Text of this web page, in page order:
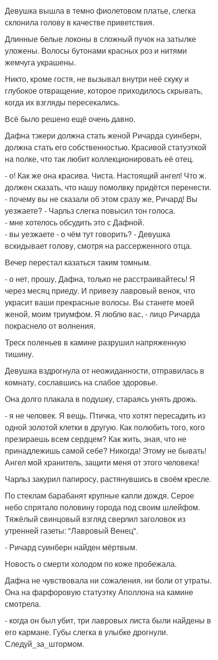
Девушка вышла в темно фиолетовом платье, слегка
склонила голову в качестве приветствия.
Длинные белые локоны в сложный пучок на затылке
уложены. Волосы бутонами красных роз и нитями
жемчуга украшены.
Никто, кроме гостя, не вызывал внутри неё скуку и
глубокое отвращение, которое приходилось скрывать,
когда их взгляды пересекались.
Всё было решено ещё очень давно.
Дафна тэкери должна стать женой Ричарда суинберн,
должна стать его собственностью. Красивой статуэткой
на полке, что так любит коллекционировать её отец.
- о! Как же она красива. Чиста. Настоящий ангел! Что ж.
должен сказать, что нашу помолвку придётся перенести.
- почему вы не сказали об этом сразу же, Ричард! Вы
уезжаете? - Чарльз слегка повысил тон голоса.
- мне хотелось обсудить это с Дафной.
- вы уезжаете - о чём тут говорить? - Девушка
вскидывает голову, смотря на рассерженного отца.
Вечер перестал казаться таким томным.
- о нет, прошу, Дафна, только не расстраивайтесь! Я
через месяц приеду. И привезу лавровый венок, что
украсит ваши прекрасные волосы. Вы станете моей
женой, моим триумфом. Я люблю вас, - лицо Ричарда
покраснело от волнения.
Треск поленьев в камине разрушил напряженную
тишину.
Девушка вздрогнула от неожиданности, отправилась в
комнату, сославшись на слабое здоровье.
Она долго плакала в подушку, стараясь унять дрожь.
- я не человек. Я вещь. Птичка, что хотят пересадить из
одной золотой клетки в другую. Как полюбить того, кого
презираешь всем сердцем? Как жить, зная, что не
принадлежишь самой себе? Никогда! Этому не бывать!
Ангел мой хранитель, защити меня от этого человека!
Чарльз закурил папиросу, растянувшись в своём кресле.
По стеклам барабанят крупные капли дождя. Серое
небо спрятало половину города под своим шлейфом.
Тяжёлый свинцовый взгляд сверлил заголовок из
утренней газеты: "Лавровый Венец".
- Ричард суинберн найден мёртвым.
Новость о смерти холодом по коже пробежала.
Дафна не чувствовала ни сожаления, ни боли от утраты.
Она на фарфоровую статуэтку Аполлона на камине
смотрела.
- когда он был убит, три лавровых листа были найдены в
его кармане. Губы слегка в улыбке дрогнули.
Следуй_за_штормом.